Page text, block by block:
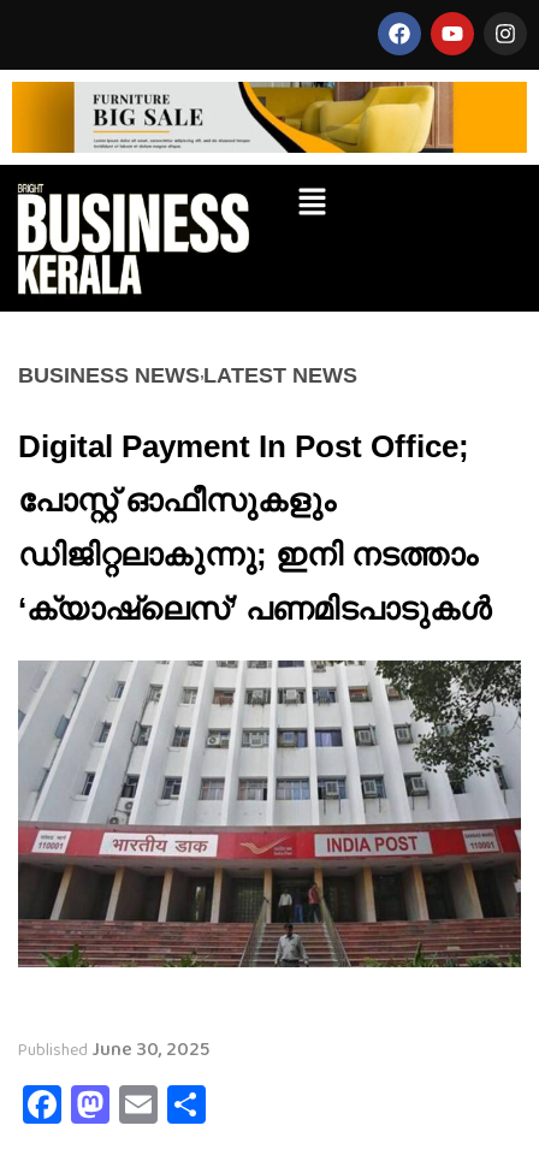
BUSINESS NEWS LATEST NEWS
Digital Payment In Post Office;
പോസ്റ്റ് ഓഫീസുകളും
ഡിജിറ്റലാകുന്നു; ഇനി നടത്താം
‘ക്യാഷ്‌ലെസ്’ പണമിടപാടുകൾ
Published June 30, 2025
Facebook
Mastodon
Email